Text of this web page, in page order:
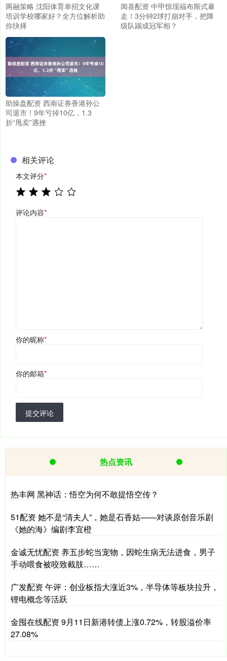
两融策略 沈阳体育单招文化课
培训学校哪家好？全方位解析助
你抉择
闻喜配资 中甲惊现福布斯式暴
走！3分钟2球打崩对手，把降
级队踢成冠军相？
助操盘配资 西南证券香港孙公
司退市！9年亏掉10亿，1.3
折“甩卖”遇挫
相关评论
本文评分*
评论内容*
你的昵称*
你的邮箱*
提交评论
热点资讯
热丰网 黑神话：悟空为何不敢提悟空传？
51配资 她不是“清夫人”，她是石香姑——对谈原创音乐剧
《她的海》编剧李宜橙
金诚无忧配资 养五步蛇当宠物，因蛇生病无法进食，男子
手动喂食被咬致截肢……
广发配资 午评：创业板指大涨近3%，半导体等板块拉升，
锂电概念等活跃
金囤在线配资 9月11日新港转债上涨0.72%，转股溢价率
27.08%